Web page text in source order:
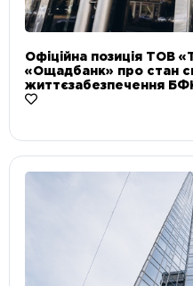
Офіційна позиція ТОВ
«Ощадбанк» про стан
життєзабезпечення